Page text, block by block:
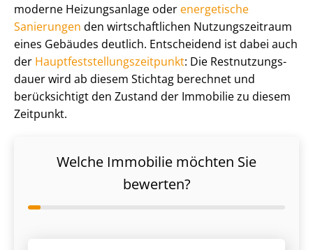
moderne Heizungsanlage oder energetische
Sanierungen den wirt­schaft­li­chen Nut­zungs­zeit­raum
eines Gebäudes deutlich. Entscheidend ist dabei auch
der Haupt­fest­stel­lungs­zeit­punkt: Die Rest­nut­zungs­
dau­er wird ab diesem Stichtag berechnet und
berücksichtigt den Zustand der Immobilie zu diesem
Zeitpunkt.
Welche Immobilie möchten Sie
bewerten?